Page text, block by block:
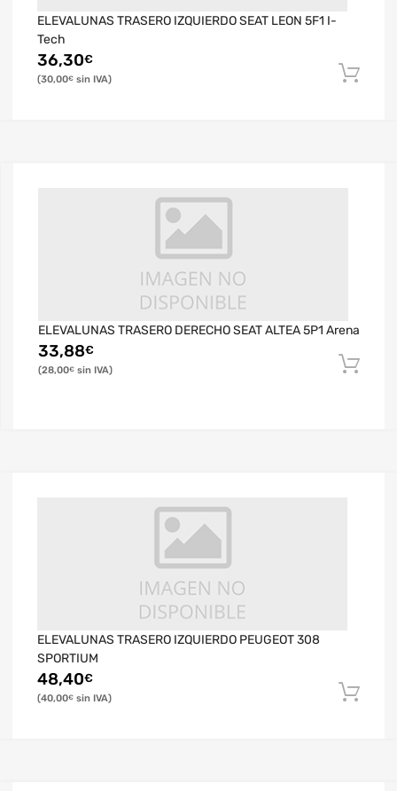
ELEVALUNAS TRASERO IZQUIERDO SEAT LEON 5F1 I-
Tech
36,30€
30,00€
ELEVALUNAS TRASERO DERECHO SEAT ALTEA 5P1 Arena
33,88€
28,00€
ELEVALUNAS TRASERO IZQUIERDO PEUGEOT 308
SPORTIUM
48,40€
40,00€